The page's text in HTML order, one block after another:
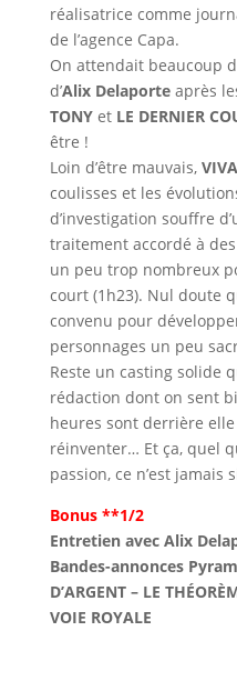
réalisatrice comme
de l’agence Capa.
On attendait beaucoup
d’Alix Delaporte après
TONYet LE DERNIER
être !
Loin d’être mauvais,
coulisses et les
d’investigation souffre
traitement accordé à
un peu trop nombreux
court (1h23). Nul doute
convenu pour
personnages un peu
Reste un casting solide
rédaction dont on sent
heures sont derrière elle
réinventer… Et ça, quel
passion, ce n’est jamais
Bonus **1/2
Entretien avec Alix
Bandes-annonces
D’ARGENT – LE
VOIE ROYALE